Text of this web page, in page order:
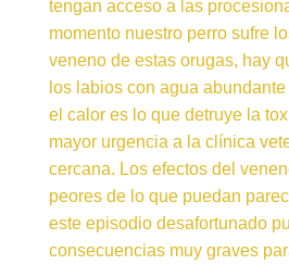
tengan acceso a las
momento nuestro perro sufre
veneno de estas orugas, hay
los labios con agua
el calor es lo que detruye la
mayor urgencia a la clínica
cercana. Los efectos del
peores de lo que puedan
este episodio desafortunado
consecuencias muy graves